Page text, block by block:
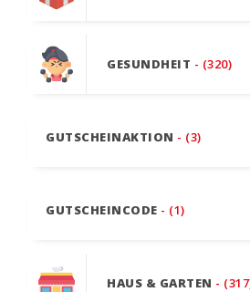
GESUNDHEIT - (320)
GUTSCHEINAKTION - (3)
GUTSCHEINCODE - (1)
HAUS & GARTEN -